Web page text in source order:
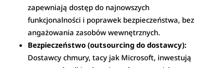
zapewniają dostęp do najnowszych
funkcjonalności i poprawek bezpieczeństwa, bez
angażowania zasobów wewnętrznych.
Bezpieczeństwo (outsourcing do dostawcy):
Dostawcy chmury, tacy jak Microsoft, inwestują